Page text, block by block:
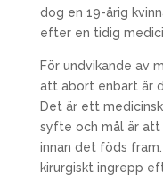
dog en 19-årig
efter en tidig
För undvikande av
att abort enbart är
Det är ett
syfte och mål är
innan det föds
kirurgiskt ingrepp